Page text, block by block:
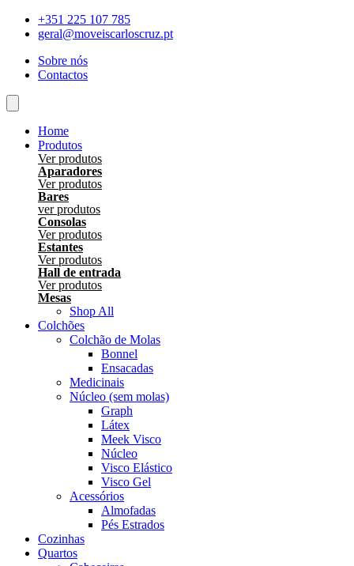
Skip
+351 225 107 785
geral@moveiscarloscruz.pt
Sobre nós
Contactos
Home
Produtos
Ver produtos
Aparadores
Ver produtos
Bares
ver produtos
Consolas
Ver produtos
Estantes
Ver produtos
Hall de entrada
Ver produtos
Mesas
Shop All
Colchões
Colchão de Molas
Bonnel
Ensacadas
Medicinais
Núcleo (sem molas)
Graph
Látex
Meek Visco
Núcleo
Visco Elástico
Visco Gel
Acessórios
Almofadas
Pés Estrados
Cozinhas
Quartos